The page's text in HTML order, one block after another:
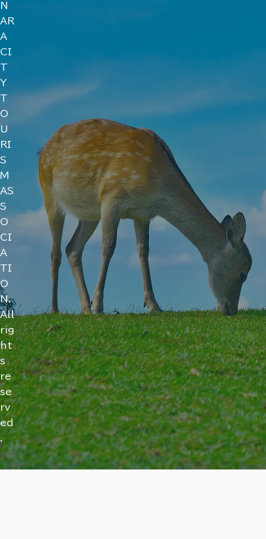
N
AR
A
CI
T
Y
T
O
U
RI
S
M
AS
S
O
CI
A
TI
O
N.
All
rig
ht
s
re
se
rv
ed
.